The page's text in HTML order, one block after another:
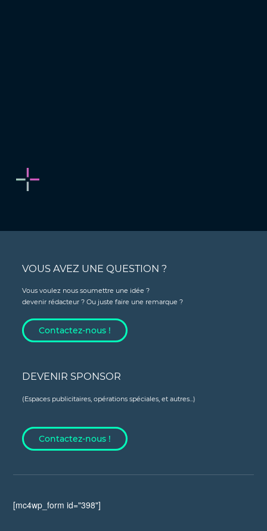
VOUS AVEZ UNE QUESTION ?
Vous voulez nous soumettre une idée ?
devenir rédacteur ? Ou juste faire une remarque ?
Contactez-nous !
DEVENIR SPONSOR
(Espaces publicitaires, opérations spéciales, et autres...)
Contactez-nous !
[mc4wp_form id="398"]